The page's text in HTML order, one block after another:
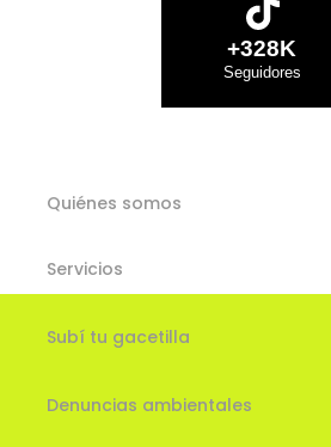
+328K
Quiénes somos
Servicios
Subí tu gacetilla
Denuncias ambientales